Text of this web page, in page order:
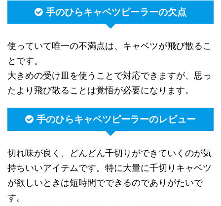
手のひらキャベツピーラーの欠点
使っていて唯一の不満点は、キャベツが飛び散るこ
とです。
大きめの受け皿を使うことで対応できますが、思っ
たより飛び散ることは覚悟が必要になります。
手のひらキャベツピーラーのレビュー
切れ味が良く、どんどん千切りができていくのが気
持ちいいアイテムです。特に大量に千切りキャベツ
が欲しいときは短時間でできるのでありがたいで
す。